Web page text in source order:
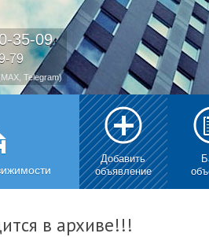
35-09
79
Telegram)
Добавить
объявление
в архиве!!!